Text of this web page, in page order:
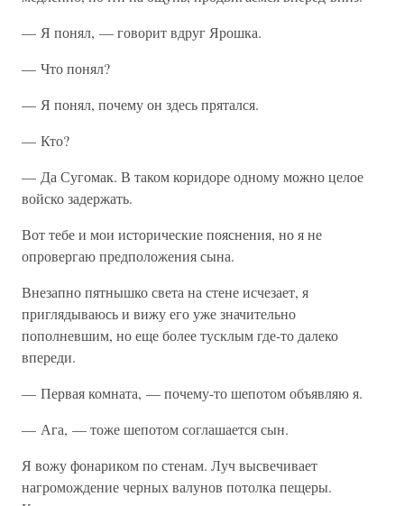
— Я понял, — говорит вдруг Ярошка.
— Что понял?
— Я понял, почему он здесь прятался.
— Кто?
— Да Сугомак. В таком коридоре одному можно целое
войско задержать.
Вот тебе и мои исторические пояснения, но я не
опровергаю предположения сына.
Внезапно пятнышко света на стене исчезает, я
приглядываюсь и вижу его уже значительно
пополневшим, но еще более тусклым где-то далеко
впереди.
— Первая комната, — почему-то шепотом объявляю я.
— Ага, — тоже шепотом соглашается сын.
Я вожу фонариком по стенам. Луч высвечивает
нагромождение черных валунов потолка пещеры.